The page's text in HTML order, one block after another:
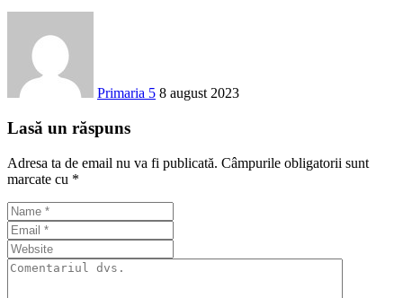
Primaria 5 8 august 2023
Lasă un răspuns
Adresa ta de email nu va fi publicată. Câmpurile obligatorii sunt
marcate cu *